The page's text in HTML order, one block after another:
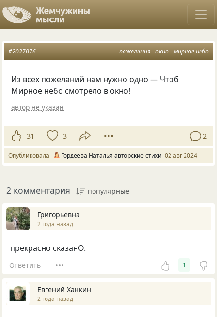
пожелания окно мирное небо
#2027076
Из всех пожеланий нам нужно одно — Чтоб
Мирное небо смотрело в окно!
автор не указан
31 3 2
Опубликовала Гордеева Наталья авторские стихи 02 авг 2024
2 комментария популярные
Григорьевна
2 года назад
прекрасно сказанО.
Ответить 1
Евгений Ханкин
2 года назад